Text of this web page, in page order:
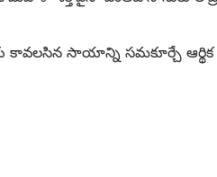
కావలసిన సాయాన్ని సమకూర్చే